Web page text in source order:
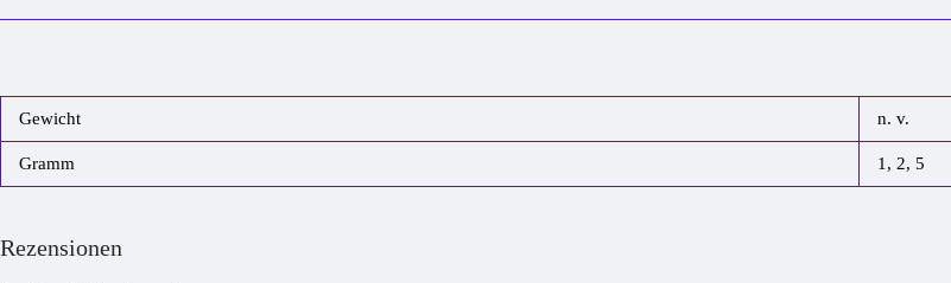
Gewicht n. v.
Gramm 1, 2, 5
Rezensionen